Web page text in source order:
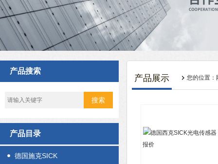
产品搜索
产品目录
德国施克SICK
产品展示 您的位置：